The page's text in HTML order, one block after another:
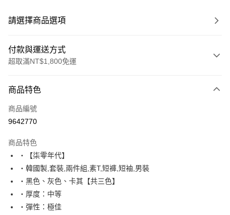
請選擇商品選項
付款與運送方式
超取滿NT$1,800免運
信用卡一次付款
超商取貨付款
Apple Pay
街口支付
悠遊付
Google Pay
商品特色
商品編號
9642770
商品特色
‧【柒零年代】
‧韓國製,套裝,兩件組,素T,短褲,短袖,男裝
‧黑色、灰色、卡其【共三色】
‧厚度：中等
‧彈性：極佳